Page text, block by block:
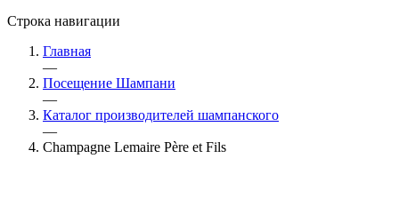
Строка навигации
Главная
—
Посещение Шампани
—
Каталог производителей шампанского
—
Champagne Lemaire Père et Fils